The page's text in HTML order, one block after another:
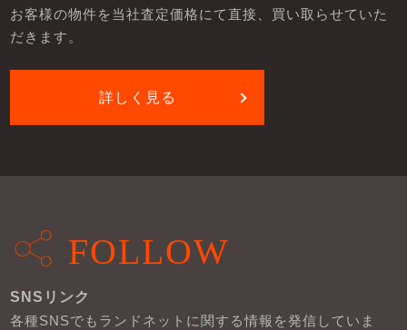
お客様の物件を当社査定価格にて直接、買い取らせていた
だきます。
詳しく見る
FOLLOW
SNSリンク
各種SNSでもランドネットに関する情報を発信していま